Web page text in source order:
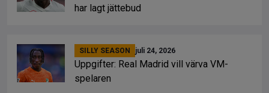
har lagt jättebud
SILLY SEASON juli 24, 2026
Uppgifter: Real Madrid vill värva VM-
spelaren